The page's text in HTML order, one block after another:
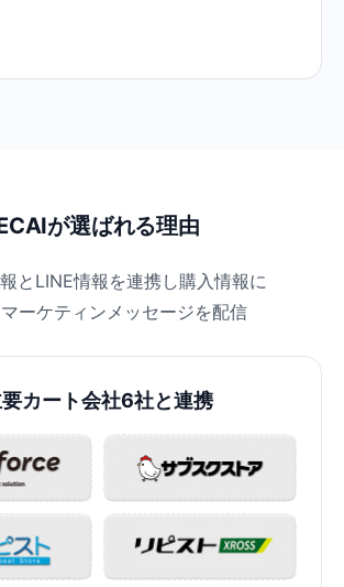
が選ばれる理由
とLINE情報を連携し購入情報に
ーケティンメッセージを配信
カート会社6社と連携